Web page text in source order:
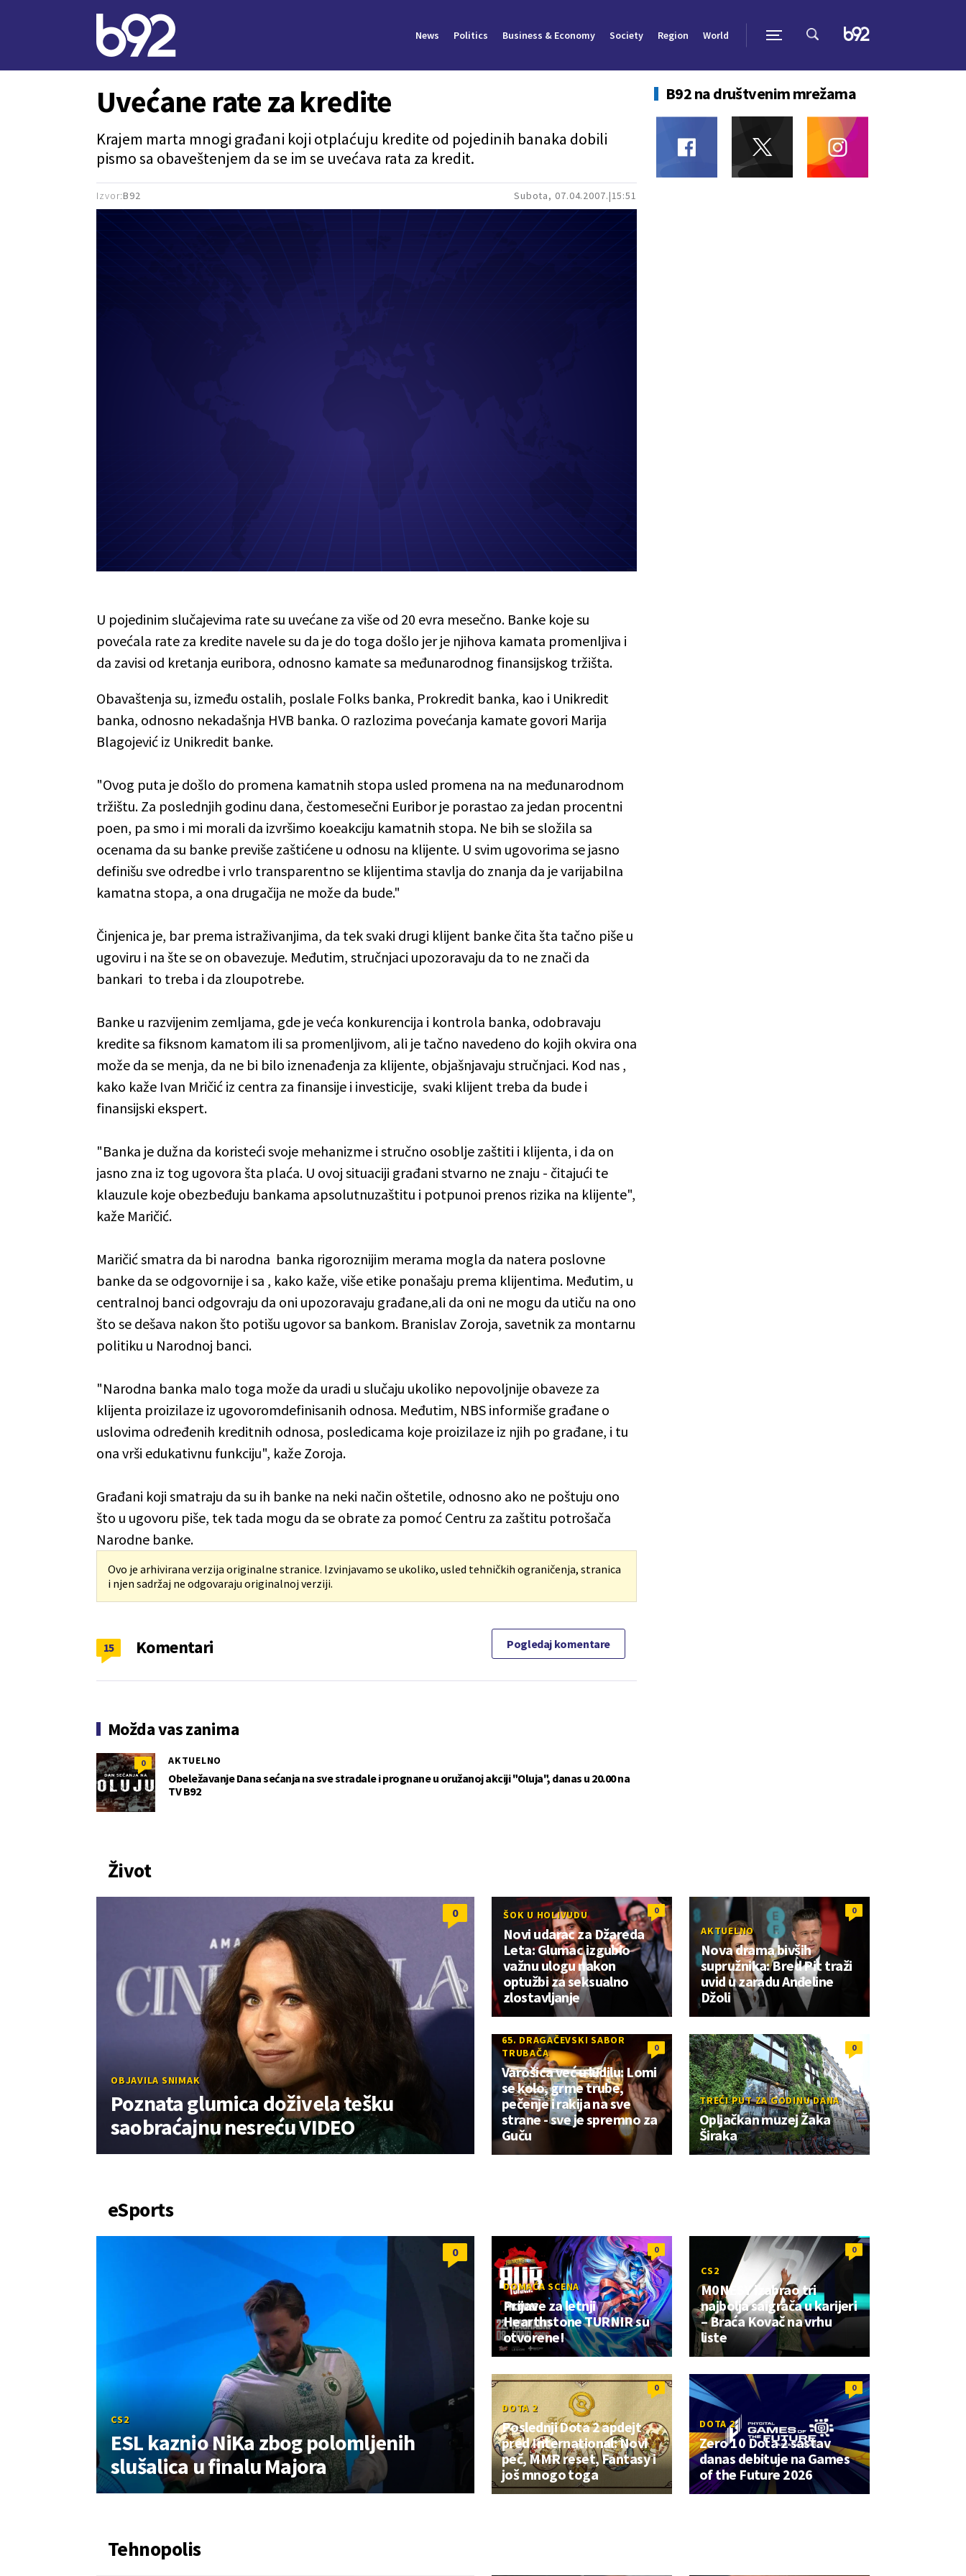
News Politics Business & Economy Society Region World
Subota, 07.04.2007. 15:51
Uvećane rate za kredite
Krajem marta mnogi građani koji otplaćuju kredite od pojedinih banaka dobili
pismo sa obaveštenjem da se im se uvećava rata za kredit.
Izvor:B92
U pojedinim slučajevima rate su uvećane za više od 20 evra mesečno. Banke koje su
povećala rate za kredite navele su da je do toga došlo jer je njihova kamata promenljiva i
da zavisi od kretanja euribora, odnosno kamate sa međunarodnog finansijskog tržišta.
Obavaštenja su, između ostalih, poslale Folks banka, Prokredit banka, kao i Unikredit
banka, odnosno nekadašnja HVB banka. O razlozima povećanja kamate govori Marija
Blagojević iz Unikredit banke.
"Ovog puta je došlo do promena kamatnih stopa usled promena na na međunarodnom
tržištu. Za poslednjih godinu dana, čestomesečni Euribor je porastao za jedan procentni
poen, pa smo i mi morali da izvršimo koeakciju kamatnih stopa. Ne bih se složila sa
ocenama da su banke previše zaštićene u odnosu na klijente. U svim ugovorima se jasno
definišu sve odredbe i vrlo transparentno se klijentima stavlja do znanja da je varijabilna
kamatna stopa, a ona drugačija ne može da bude."
Činjenica je, bar prema istraživanjima, da tek svaki drugi klijent banke čita šta tačno piše u
ugoviru i na šte se on obavezuje. Međutim, stručnjaci upozoravaju da to ne znači da
bankari to treba i da zloupotrebe.
Banke u razvijenim zemljama, gde je veća konkurencija i kontrola banka, odobravaju
kredite sa fiksnom kamatom ili sa promenljivom, ali je tačno navedeno do kojih okvira ona
može da se menja, da ne bi bilo iznenađenja za klijente, objašnjavaju stručnjaci. Kod nas ,
kako kaže Ivan Mričić iz centra za finansije i investicije, svaki klijent treba da bude i
finansijski ekspert.
"Banka je dužna da koristeći svoje mehanizme i stručno osoblje zaštiti i klijenta, i da on
jasno zna iz tog ugovora šta plaća. U ovoj situaciji građani stvarno ne znaju - čitajući te
klauzule koje obezbeđuju bankama apsolutnuzaštitu i potpunoi prenos rizika na klijente",
kaže Maričić.
Maričić smatra da bi narodna banka rigoroznijim merama mogla da natera poslovne
banke da se odgovornije i sa , kako kaže, više etike ponašaju prema klijentima. Međutim, u
centralnoj banci odgovraju da oni upozoravaju građane,ali da oni ne mogu da utiču na ono
što se dešava nakon što potišu ugovor sa bankom. Branislav Zoroja, savetnik za montarnu
politiku u Narodnoj banci.
"Narodna banka malo toga može da uradi u slučaju ukoliko nepovoljnije obaveze za
klijenta proizilaze iz ugovoromdefinisanih odnosa. Međutim, NBS informiše građane o
uslovima određenih kreditnih odnosa, posledicama koje proizilaze iz njih po građane, i tu
ona vrši edukativnu funkciju", kaže Zoroja.
Građani koji smatraju da su ih banke na neki način oštetile, odnosno ako ne poštuju ono
što u ugovoru piše, tek tada mogu da se obrate za pomoć Centru za zaštitu potrošača
Narodne banke.
Ovo je arhivirana verzija originalne stranice. Izvinjavamo se ukoliko, usled tehničkih ograničenja, stranica
i njen sadržaj ne odgovaraju originalnoj verziji.
Komentari
15 Pogledaj komentare
Možda vas zanima
0 AKTUELNO
Obeležavanje Dana sećanja na sve stradale i prognane u oružanoj akciji "Oluja", danas u 20.00 na
TV B92
B92 na društvenim mrežama
Život
0
OBJAVILA SNIMAK
Poznata glumica doživela tešku
saobraćajnu nesreću VIDEO
0
ŠOK U HOLIVUDU
Novi udarac za Džareda
Leta: Glumac izgubio
važnu ulogu nakon
optužbi za seksualno
zlostavljanje
0
AKTUELNO
Nova drama bivših
supružnika: Bred Pit traži
uvid u zaradu Anđeline
Džoli
0
65. DRAGAČEVSKI SABOR
TRUBAČA
Varošica već u ludilu: Lomi
se kolo, grme trube,
pečenje i rakija na sve
strane - sve je spremno za
Guču
0
TREĆI PUT ZA GODINU DANA
Opljačkan muzej Žaka
Širaka
eSports
0
CS2
ESL kaznio NiKa zbog polomljenih
slušalica u finalu Majora
0
DOMAĆA SCENA
Prijave za letnji
Hearthstone TURNIR su
otvorene!
0
CS2
M0NESY izabrao tri
najbolja saigrača u karijeri
– Braća Kovač na vrhu
liste
0
DOTA 2
Poslednji Dota 2 apdejt
pred International: Novi
peč, MMR reset, Fantasy i
još mnogo toga
0
DOTA 2
Zero 10 Dota 2 sastav
danas debituje na Games
of the Future 2026
Tehnopolis